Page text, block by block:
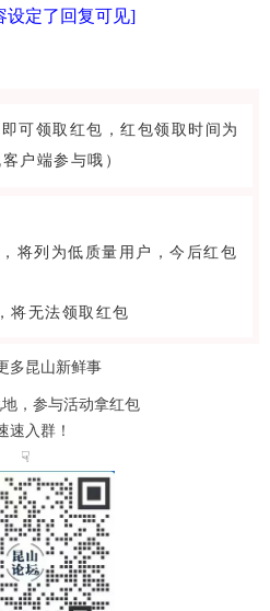
设定了回复可见]
可领取红包，红包领取时间为
户端参与哦）
将列为低质量用户，今后红包
将无法领取红包
多昆山新鲜事
，参与活动拿红包
速入群！
☟